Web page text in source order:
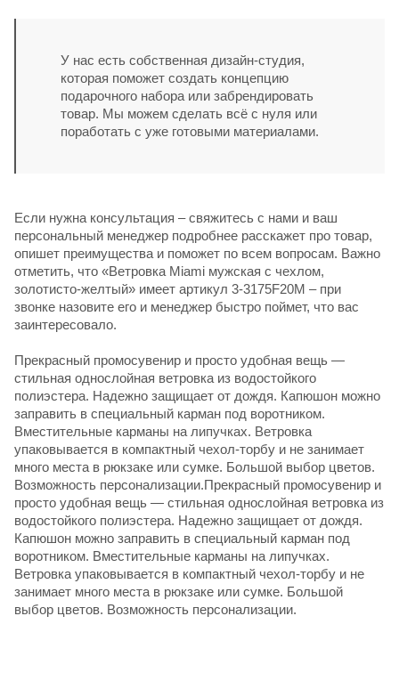
У нас есть собственная дизайн-студия,
которая поможет создать концепцию
подарочного набора или забрендировать
товар. Мы можем сделать всё с нуля или
поработать с уже готовыми материалами.
Если нужна консультация – свяжитесь с нами и ваш
персональный менеджер подробнее расскажет про товар,
опишет преимущества и поможет по всем вопросам. Важно
отметить, что «Ветровка Miami мужская с чехлом,
золотисто-желтый» имеет артикул 3-3175F20M – при
звонке назовите его и менеджер быстро поймет, что вас
заинтересовало.
Прекрасный промосувенир и просто удобная вещь —
стильная однослойная ветровка из водостойкого
полиэстера. Надежно защищает от дождя. Капюшон можно
заправить в специальный карман под воротником.
Вместительные карманы на липучках. Ветровка
упаковывается в компактный чехол-торбу и не занимает
много места в рюкзаке или сумке. Большой выбор цветов.
Возможность персонализации.Прекрасный промосувенир и
просто удобная вещь — стильная однослойная ветровка из
водостойкого полиэстера. Надежно защищает от дождя.
Капюшон можно заправить в специальный карман под
воротником. Вместительные карманы на липучках.
Ветровка упаковывается в компактный чехол-торбу и не
занимает много места в рюкзаке или сумке. Большой
выбор цветов. Возможность персонализации.